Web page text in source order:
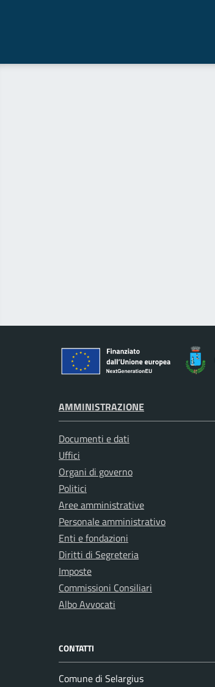
AMMINISTRAZIONE
Documenti e dati
Uffici
Organi di governo
Politici
Aree amministrative
Personale amministrativo
Enti e fondazioni
Diritti di Segreteria
Imposte
Commissioni Consiliari
Albo Avvocati
CONTATTI
Comune di Selargius